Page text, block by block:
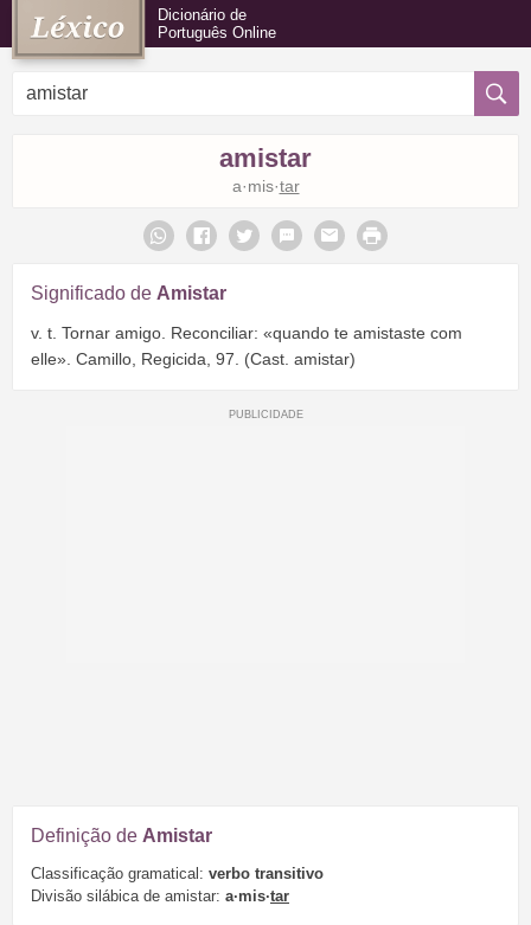
Dicionário de
Português Online
amistar
a·mis·tar
Significado de Amistar
v. t. Tornar amigo. Reconciliar: «quando te amistaste com
elle». Camillo, Regicida, 97. (Cast. amistar)
Definição de Amistar
Classificação gramatical: verbo transitivo
Divisão silábica de amistar: a·mis·tar